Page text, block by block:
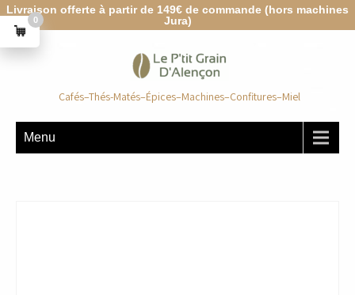
Livraison offerte à partir de 149€ de commande (hors machines
Jura)
Cafés–Thés-Matés–Épices–Machines–Confitures–Miel
Menu
0